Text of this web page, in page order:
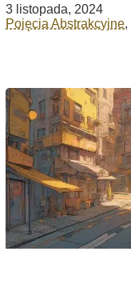
3 listopada, 2024
Pojęcia Abstrakcyjne,